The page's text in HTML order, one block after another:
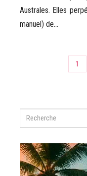
Australes. Elles
manuel) de...
1